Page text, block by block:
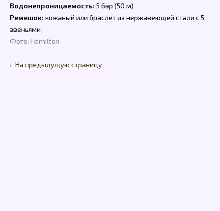
Водонепроницаемость: 5 бар (50 м)
Ремешок: кожаный или браслет из нержавеющей стали с 5
звеньями
Фото: Hamilton
← На предыдущую страницу